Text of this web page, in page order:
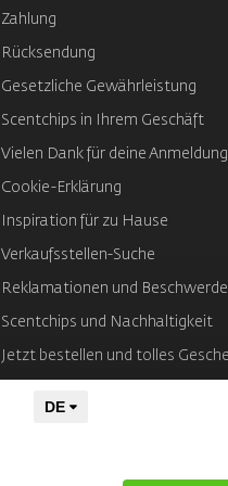
Zahlung
Rücksendung
Gesetzliche Gewährleistung
Scentchips in Ihrem Geschäft
Vielen Dank für deine Anmeldung
Cookie-Erklärung
Inspiration für zu Hause
Verkaufsstellen-Suche
Reklamationen und
Scentchips und Nachhaltigkeit
Jetzt bestellen und tolles